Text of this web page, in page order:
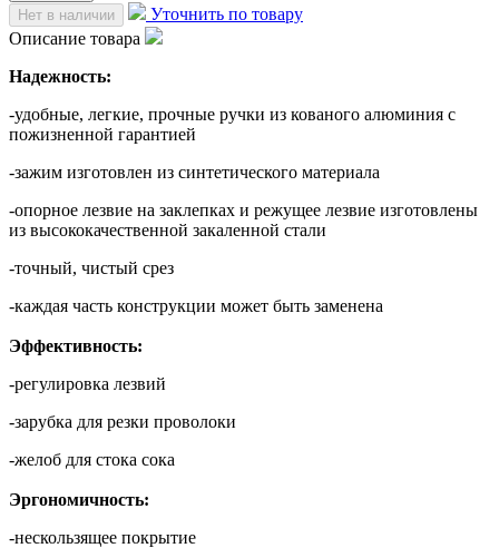
Нет в наличии
Уточнить по товару
Описание товара
Надежность:
-удобные, легкие, прочные ручки из кованого алюминия с
пожизненной гарантией
-зажим изготовлен из синтетического материала
-опорное лезвие на заклепках и режущее лезвие изготовлены
из высококачественной закаленной стали
-точный, чистый срез
-каждая часть конструкции может быть заменена
Эффективность:
-регулировка лезвий
-зарубка для резки проволоки
-желоб для стока сока
Эргономичность:
-нескользящее покрытие